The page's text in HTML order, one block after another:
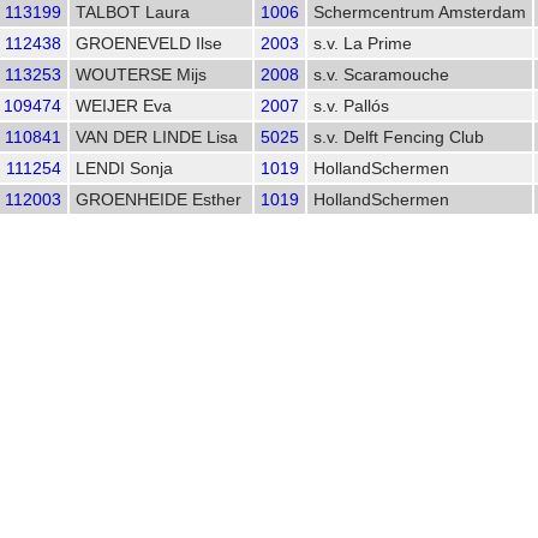
113199 TALBOT Laura 1006 Schermcentrum Amsterdam
112438 GROENEVELD Ilse 2003 s.v. La Prime
113253 WOUTERSE Mijs 2008 s.v. Scaramouche
109474 WEIJER Eva 2007 s.v. Pallós
110841 VAN DER LINDE Lisa 5025 s.v. Delft Fencing Club
111254 LENDI Sonja 1019 HollandSchermen
112003 GROENHEIDE Esther 1019 HollandSchermen